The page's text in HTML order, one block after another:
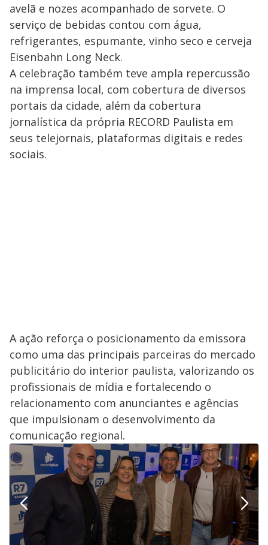
avelã e nozes acompanhado de sorvete. O
serviço de bebidas contou com água,
refrigerantes, espumante, vinho seco e cerveja
Eisenbahn Long Neck.
A celebração também teve ampla repercussão
na imprensa local, com cobertura de diversos
portais da cidade, além da cobertura
jornalística da própria RECORD Paulista em
seus telejornais, plataformas digitais e redes
sociais.
A ação reforça o posicionamento da emissora
como uma das principais parceiras do mercado
publicitário do interior paulista, valorizando os
profissionais de mídia e fortalecendo o
relacionamento com anunciantes e agências
que impulsionam o desenvolvimento da
comunicação regional.